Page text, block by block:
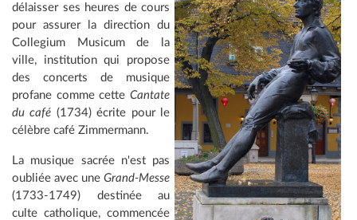
délaisser ses heures de cours
pour assurer la direction du
Collegium Musicum de la
ville, institution qui propose
des concerts de musique
profane comme cette Cantate
du café (1734) écrite pour le
célèbre café Zimmermann.
La musique sacrée n'est pas
oubliée avec une Grand-Messe
(1733-1749) destinée au
culte catholique, commencée